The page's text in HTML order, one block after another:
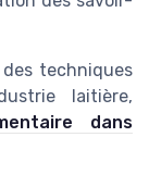
techniques
laitière,
dans